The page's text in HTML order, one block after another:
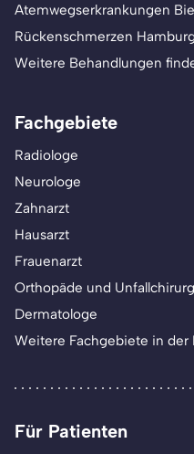
Atemwegserkrankungen
Rückenschmerzen Hamburg
Weitere Behandlungen
Fachgebiete
Radiologe
Neurologe
Zahnarzt
Hausarzt
Frauenarzt
Orthopäde und Unfallchirurg
Dermatologe
Weitere Fachgebiete in der
Für Patienten